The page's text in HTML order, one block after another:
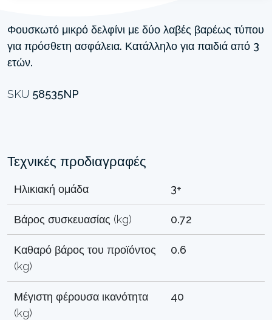
Φουσκωτό μικρό δελφίνι με δύο λαβές βαρέως τύπου
για πρόσθετη ασφάλεια. Κατάλληλο για παιδιά από 3
ετών.
SKU 58535NP
Τεχνικές προδιαγραφές
Ηλικιακή ομάδα 3+
Βάρος συσκευασίας (kg) 0.72
Καθαρό βάρος του προϊόντος
(kg)
0.6
Μέγιστη φέρουσα ικανότητα
(kg)
40